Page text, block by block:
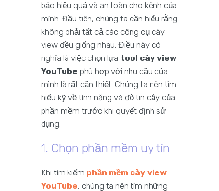
bảo hiệu quả và an toàn cho kênh của
mình. Đầu tiên, chúng ta cần hiểu rằng
không phải tất cả các công cụ cày
view đều giống nhau. Điều này có
nghĩa là việc chọn lựa tool cày view
YouTube phù hợp với nhu cầu của
mình là rất cần thiết. Chúng ta nên tìm
hiểu kỹ về tính năng và độ tin cậy của
phần mềm trước khi quyết định sử
dụng.
1. Chọn phần mềm uy tín
Khi tìm kiếm phần mềm cày view
YouTube, chúng ta nên tìm những